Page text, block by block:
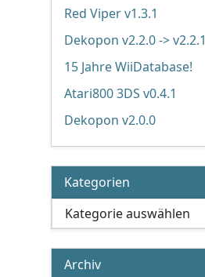
Red Viper v1.3.1
Dekopon v2.2.0 -> v2.2.1
15 Jahre WiiDatabase!
Atari800 3DS v0.4.1
Dekopon v2.0.0
Kategorien
Kategorien
Archiv
Archiv